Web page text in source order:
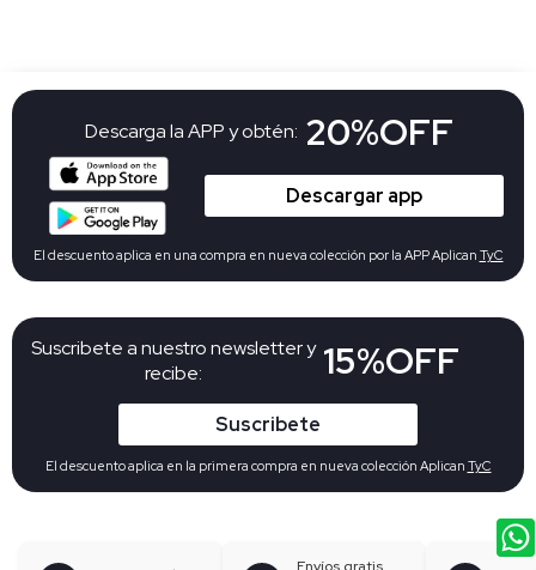
Suscribete a nuestro newsletter y
recibe:
15%OFF
Suscribete
El descuento aplica en la primera compra en nueva colección Aplican TyC
Descarga la APP y obtén: 20%OFF
Descargar app
El descuento aplica en una compra en nueva colección por la APP Aplican TyC